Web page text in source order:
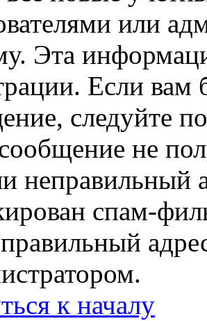
или
Эта
Если
следуйте
не
неправильный
спам-
к началу